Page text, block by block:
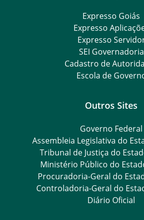
Expresso Goiás
Expresso
Expresso
SEI Governadoria
Cadastro de
Escola de
Outros Sites
Governo Federal
Assembleia Legislativa do
Tribunal de Justiça do
Ministério Público do
Procuradoria-Geral do
Controladoria-Geral do
Diário Oficial